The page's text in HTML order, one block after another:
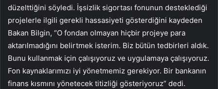
düzelttiğini söyledi. İşsizlik sigortası fonunun desteklediği
projelerle ilgili gerekli hassasiyeti gösterdiğini kaydeden
Bakan Bilgin, “O fondan olmayan hiçbir projeye para
aktarılmadığını belirtmek isterim. Biz bütün tedbirleri aldık.
Bunu kullanmak için çalışıyoruz ve uygulamaya çalışıyoruz.
Fon kaynaklarımızı iyi yönetmemiz gerekiyor. Bir bankanın
finans kısmını yönetecek titizliği gösteriyoruz” dedi.